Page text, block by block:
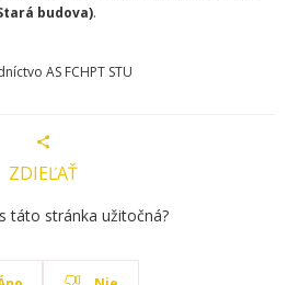
budova).
AS FCHPT STU
ZDIEĽAŤ
táto stránka užitočná?